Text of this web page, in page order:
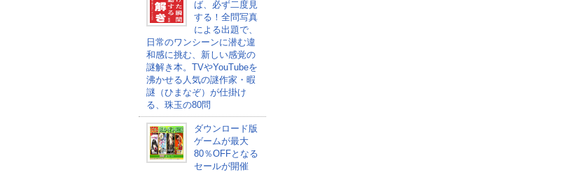
ば、必ず二度見
する！全問写真
による出題で、
日常のワンシーンに潜む違
和感に挑む、新しい感覚の
謎解き本。TVやYouTubeを
沸かせる人気の謎作家・暇
謎（ひまなぞ）が仕掛け
る、珠玉の80問
ダウンロード版
ゲームが最大
80％OFFとなる
セールが開催